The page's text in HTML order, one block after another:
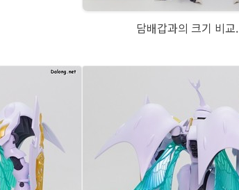
담배갑과의 크기 비교.